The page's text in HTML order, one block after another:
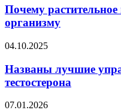
масло
навредить
Почему
организму
Названы
упражнения
для
поддержания
04.10.2025
Названы лучшие
тестостерона
Стало
07.01.2026